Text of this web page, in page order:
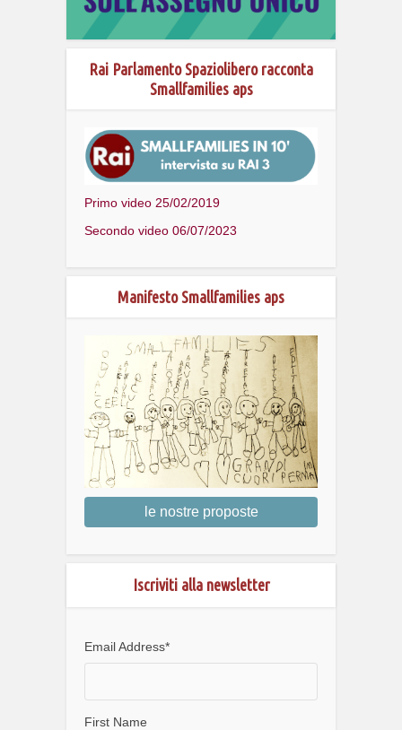
Rai Parlamento Spaziolibero racconta
Smallfamilies aps
Primo video 25/02/2019
Secondo video 06/07/2023
Manifesto Smallfamilies aps
le nostre proposte
Iscriviti alla newsletter
Email Address*
First Name